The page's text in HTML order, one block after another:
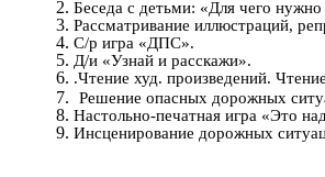
Беседа с детьми: «Для чего
Рассматривание иллюстраций,
С/р игра «ДПС».
Д/и «Узнай и расскажи».
.Чтение худ. произведений.
Решение опасных дорожных
Настольно-печатная игра «Это
Инсценирование дорожных